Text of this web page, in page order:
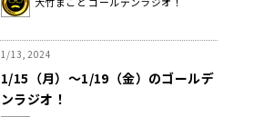
1/13, 2024
1/15（月）～1/19（金）のゴールデ
ンラジオ！